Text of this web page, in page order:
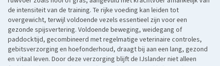
de intensiteit van de training. Te rijke voeding kan leiden tot
overgewicht, terwijl voldoende vezels essentieel zijn voor een
gezonde spijsvertering. Voldoende beweging, weidegang of
paddocktijd, gecombineerd met regelmatige veterinaire controles,
gebitsverzorging en hoefonderhoud, draagt bij aan een lang, gezond
en vitaal leven. Door deze verzorging blijft de IJslander niet alleen